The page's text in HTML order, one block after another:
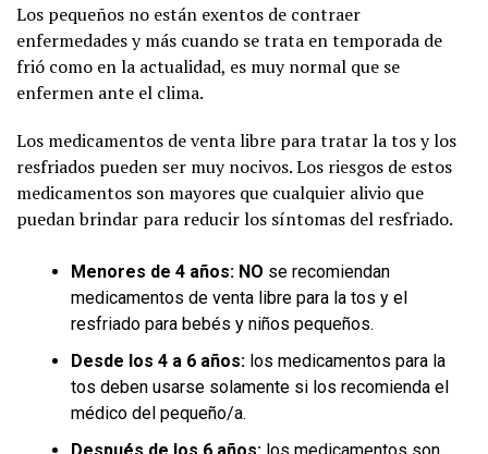
Los pequeños no están exentos de contraer
enfermedades y más cuando se trata en temporada de
frió como en la actualidad, es muy normal que se
enfermen ante el clima.
Los medicamentos de venta libre para tratar la tos y los
resfriados pueden ser muy nocivos. Los riesgos de estos
medicamentos son mayores que cualquier alivio que
puedan brindar para reducir los síntomas del resfriado.
Menores de 4 años: NO se recomiendan
medicamentos de venta libre para la tos y el
resfriado para bebés y niños pequeños.
Desde los 4 a 6 años: los medicamentos para la
tos deben usarse solamente si los recomienda el
médico del pequeño/a.